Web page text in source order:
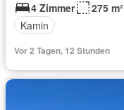
4 Zimmer
275 m²
Kamin
Vor 2 Tagen, 12 Stunden